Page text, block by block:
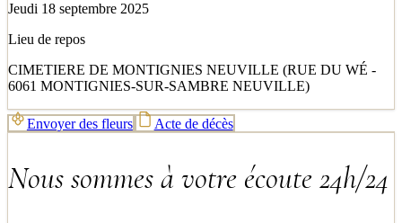
Jeudi 18 septembre 2025
Lieu de repos
CIMETIERE DE MONTIGNIES NEUVILLE (RUE DU WÉ -
6061 MONTIGNIES-SUR-SAMBRE NEUVILLE)
Envoyer des fleurs Acte de décès
Nous sommes à votre écoute 24h/24